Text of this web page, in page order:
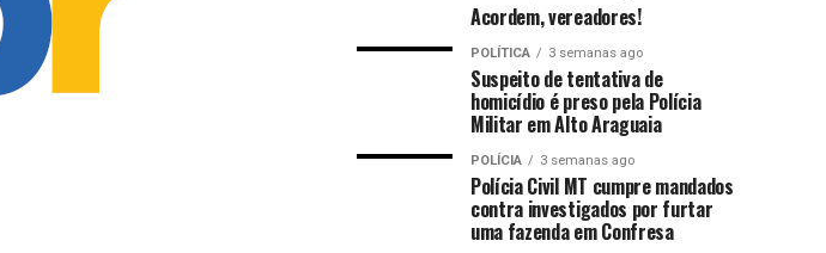
Acordem, vereadores!
POLÍTICA 3 semanas ago
Suspeito de tentativa de
homicídio é preso pela Polícia
Militar em Alto Araguaia
POLÍCIA 3 semanas ago
Polícia Civil MT cumpre mandados
contra investigados por furtar
uma fazenda em Confresa